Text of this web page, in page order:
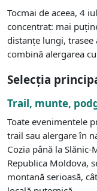
Tocmai de aceea, 4
concentrat: mai
distanțe lungi, trasee
combină alergarea
Selecția
Trail, munte,
Toate evenimentele
trail sau alergare în
Cozia până la
Republica Moldova,
montană serioasă,